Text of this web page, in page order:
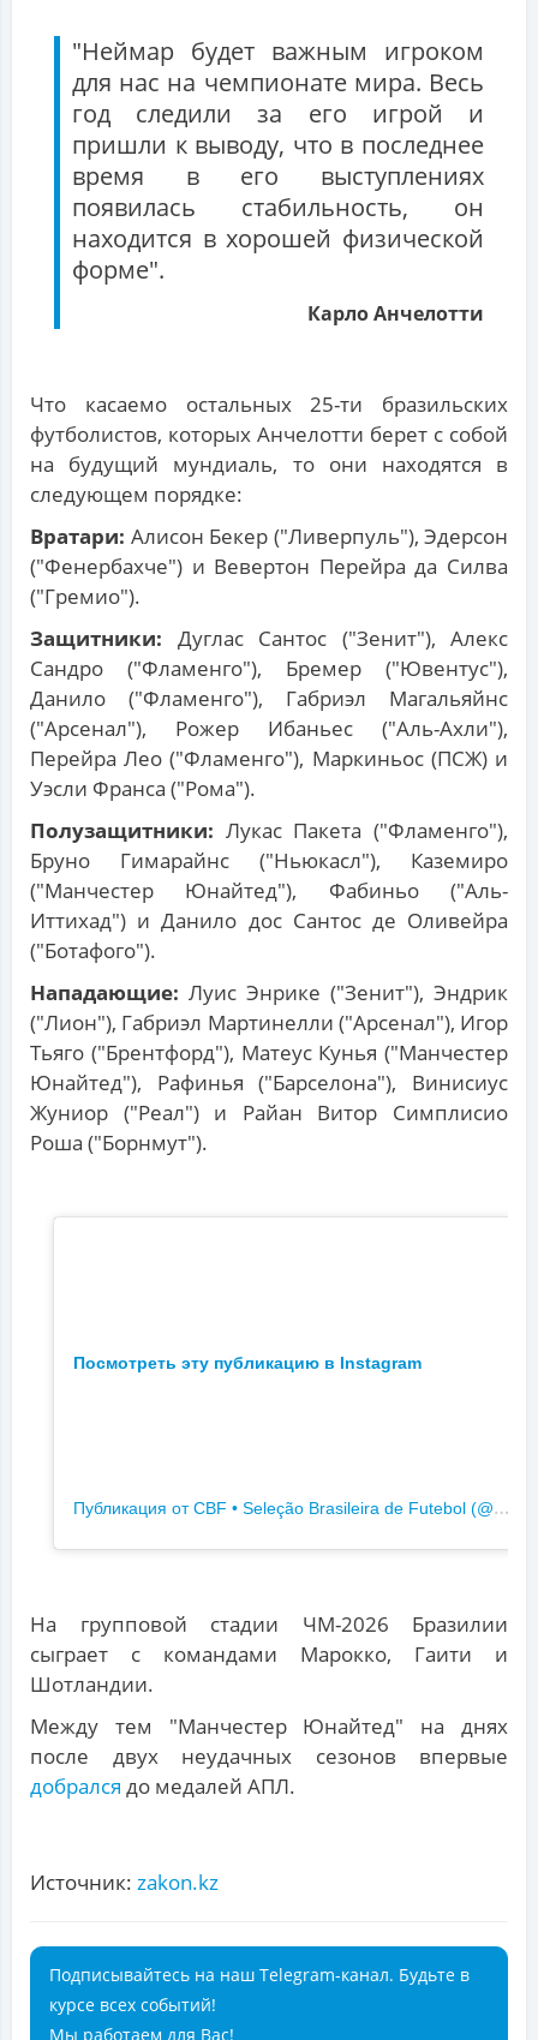
"Неймар будет важным игроком
для нас на чемпионате мира. Весь
год следили за его игрой и
пришли к выводу, что в последнее
время в его выступлениях
появилась стабильность, он
находится в хорошей физической
форме".
Карло Анчелотти
Что касаемо остальных 25-ти бразильских
футболистов, которых Анчелотти берет с собой
на будущий мундиаль, то они находятся в
следующем порядке:
Вратари: Алисон Бекер ("Ливерпуль"), Эдерсон
("Фенербахче") и Вевертон Перейра да Силва
("Гремио").
Защитники: Дуглас Сантос ("Зенит"), Алекс
Сандро ("Фламенго"), Бремер ("Ювентус"),
Данило ("Фламенго"), Габриэл Магальяйнс
("Арсенал"), Рожер Ибаньес ("Аль-Ахли"),
Перейра Лео ("Фламенго"), Маркиньос (ПСЖ) и
Уэсли Франса ("Рома").
Полузащитники: Лукас Пакета ("Фламенго"),
Бруно Гимарайнс ("Ньюкасл"), Каземиро
("Манчестер Юнайтед"), Фабиньо ("Аль-
Иттихад") и Данило дос Сантос де Оливейра
("Ботафого").
Нападающие: Луис Энрике ("Зенит"), Эндрик
("Лион"), Габриэл Мартинелли ("Арсенал"), Игор
Тьяго ("Брентфорд"), Матеус Кунья ("Манчестер
Юнайтед"), Рафинья ("Барселона"), Винисиус
Жуниор ("Реал") и Райан Витор Симплисио
Роша ("Борнмут").
Посмотреть эту публикацию в Instagram
П
убликация от CBF • Seleção Brasileira de Futebol (@brasil)
На групповой стадии ЧМ-2026 Бразилии
сыграет с командами Марокко, Гаити и
Шотландии.
Между тем "Манчестер Юнайтед" на днях
после двух неудачных сезонов впервые
добрался до медалей АПЛ.
Источник: zakon.kz
Подписывайтесь на наш Telegram-канал. Будьте в
курсе всех событий!
Мы работаем для Вас!